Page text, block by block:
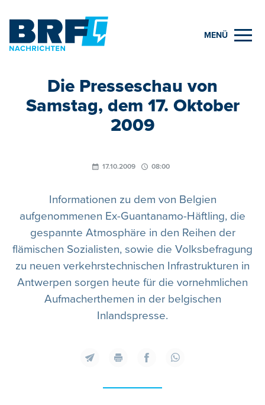
MENÜ
Die Presseschau von
Samstag, dem 17. Oktober
2009
17.10.2009 08:00
Informationen zu dem von Belgien
aufgenommenen Ex-Guantanamo-Häftling, die
gespannte Atmosphäre in den Reihen der
flämischen Sozialisten, sowie die Volksbefragung
zu neuen verkehrstechnischen Infrastrukturen in
Antwerpen sorgen heute für die vornehmlichen
Aufmacherthemen in der belgischen
Inlandspresse.